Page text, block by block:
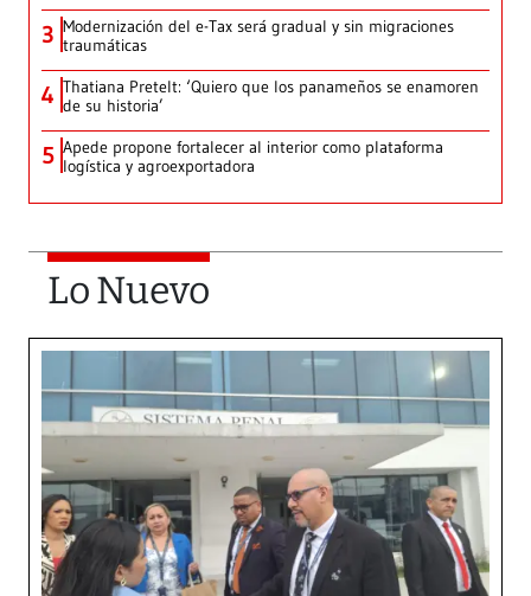
3 Modernización del e-Tax será gradual y sin migraciones
traumáticas
4 Thatiana Pretelt: ‘Quiero que los panameños se enamoren
de su historia’
5 Apede propone fortalecer al interior como plataforma
logística y agroexportadora
Lo Nuevo